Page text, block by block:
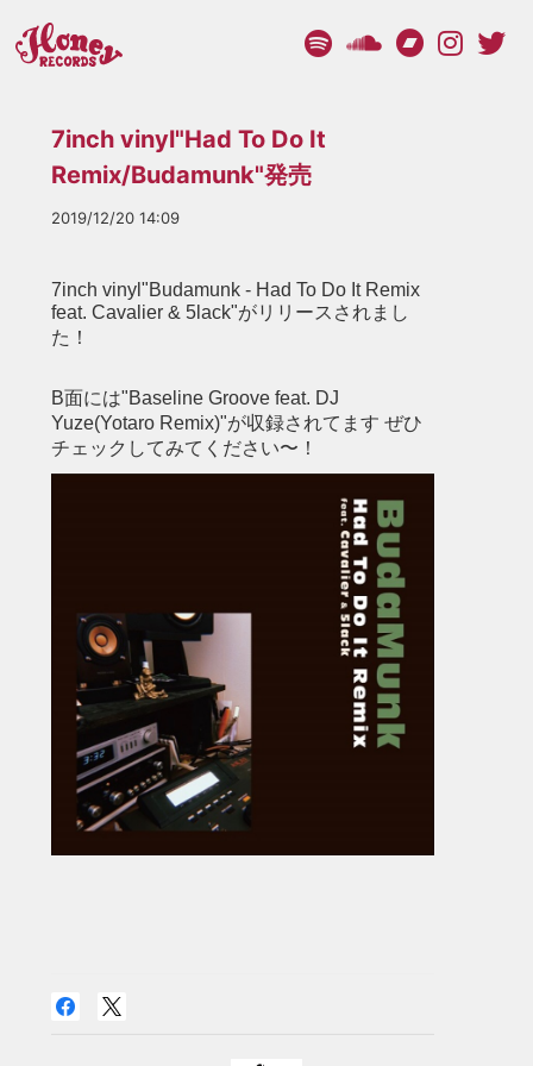
7inch vinyl"Had To Do It
Remix/Budamunk"発売
2019/12/20 14:09
7inch vinyl"Budamunk - Had To Do It Remix
feat. Cavalier & 5lack"がリリースされまし
た！
B面には"Baseline Groove feat. DJ
Yuze(Yotaro Remix)"が収録されてます ぜひ
チェックしてみてください〜！